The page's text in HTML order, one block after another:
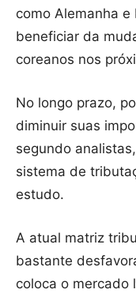
como Alemanha
beneficiar da
coreanos nos
No longo prazo,
diminuir suas
segundo
sistema de
estudo.
A atual matriz
bastante
coloca o mercado